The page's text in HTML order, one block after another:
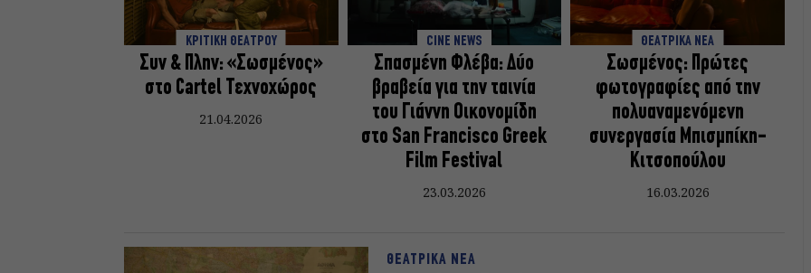
ΚΡΙΤΙΚΗ ΘΕΑΤΡΟΥ
Συν & Πλην: «Σωσμένος»
στο Cartel Τεχνοχώρος
21.04.2026
CINE NEWS
Σπασμένη Φλέβα: Δύο
βραβεία για την ταινία
του Γιάννη Οικονομίδη
στο San Francisco Greek
Film Festival
23.03.2026
ΘΕΑΤΡΙΚΑ ΝΕΑ
Σωσμένος: Πρώτες
φωτογραφίες από την
πολυαναμενόμενη
συνεργασία Μπισμπίκη-
Κιτσοπούλου
16.03.2026
ΘΕΑΤΡΙΚΑ ΝΕΑ